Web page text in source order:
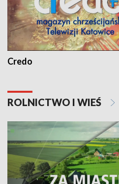
Credo
ROLNICTWO I WIEŚ